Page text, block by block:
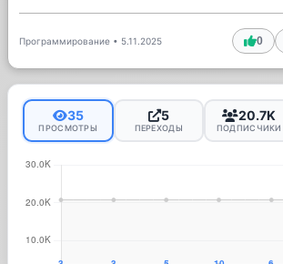
Программирование • 5.11.2025 0
35
ПРОСМОТРЫ
5
ПЕРЕХОДЫ
20.7K
ПОДПИСЧИКИ